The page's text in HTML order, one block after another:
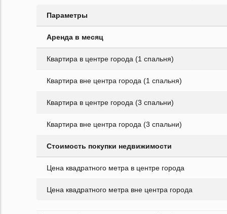
Параметры
Аренда в месяц
Квартира в центре города (1 спальня)
Квартира вне центра города (1 спальня)
Квартира в центре города (3 спальни)
Квартира вне центра города (3 спальни)
Стоимость покупки недвижимости
Цена квадратного метра в центре города
Цена квадратного метра вне центра города